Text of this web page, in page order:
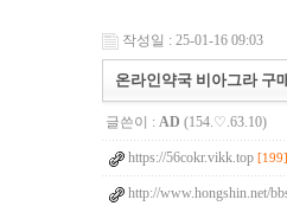
작성일 : 25-01-16 09:03
온라인약국 비아그라 구
글쓴이 : AD (154.♡.63.10)
https://56cokr.vikk.top [199]
http://www.hongshin.net/